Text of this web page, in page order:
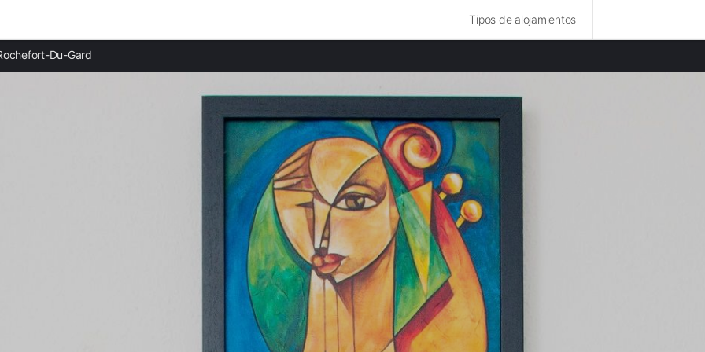
Tipos de alojamientos
Casas rurales en Tavel
Casas rurales en Pujaut
Casas rurales en Villeneuve-lès-Avignon
Du-Gard